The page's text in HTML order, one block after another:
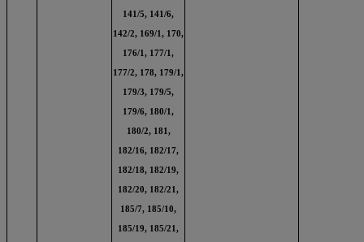
141/5, 141/6,
142/2, 169/1, 170,
176/1, 177/1,
177/2, 178, 179/1,
179/3, 179/5,
179/6, 180/1,
180/2, 181,
182/16, 182/17,
182/18, 182/19,
182/20, 182/21,
185/7, 185/10,
185/19, 185/21,